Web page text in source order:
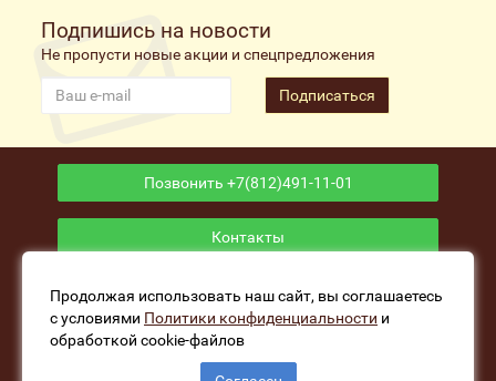
Подпишись на новости
Не пропусти новые акции и спецпредложения
Подписаться
Позвонить +7(812)491-11-01
Контакты
Приложение
Продолжая использовать наш сайт, вы соглашаетесь
с условиями Политики конфиденциальности и
обработкой cookie-файлов